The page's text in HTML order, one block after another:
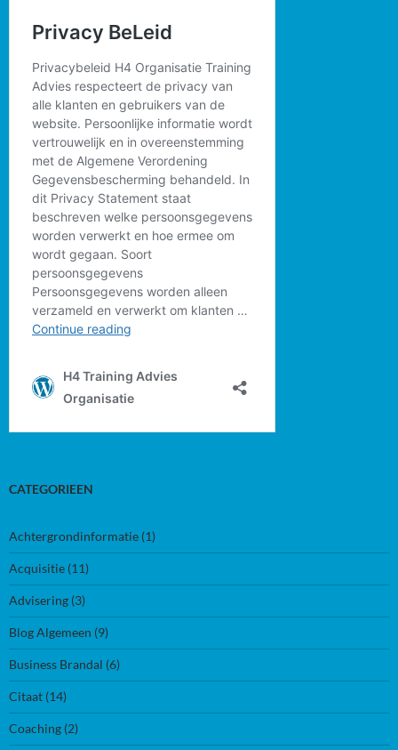
CATEGORIEEN
Achtergrondinformatie (1)
Acquisitie (11)
Advisering (3)
Blog Algemeen (9)
Business Brandal (6)
Citaat (14)
Coaching (2)